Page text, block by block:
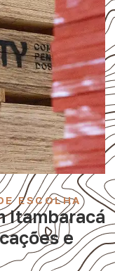
ESCOLHA
Itambaracá
e